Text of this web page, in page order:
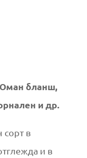
бланш,
и др.
сорт в
и в